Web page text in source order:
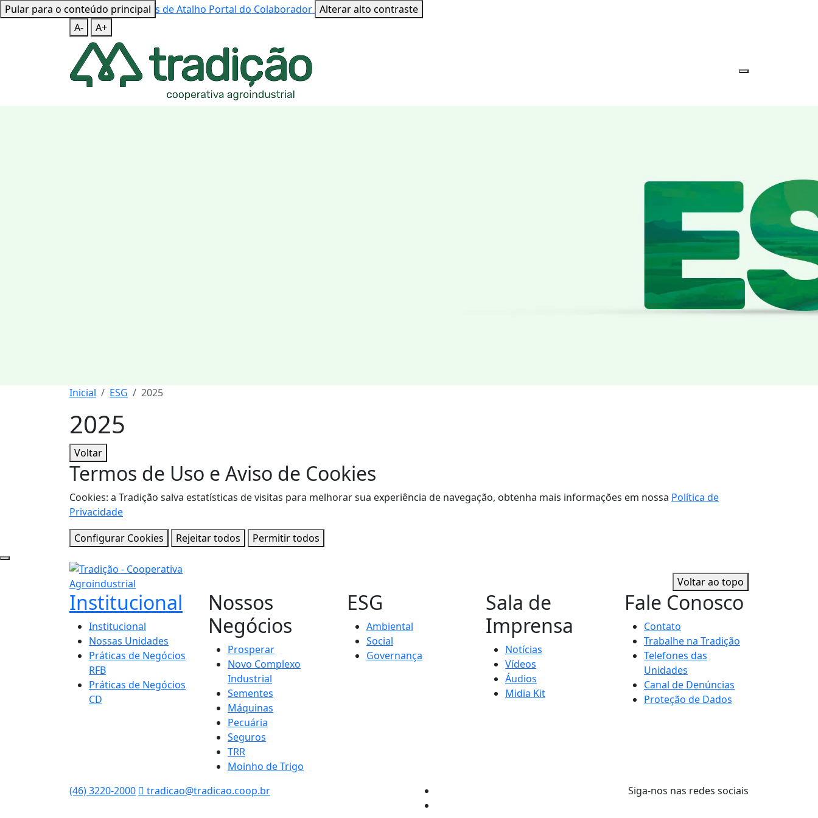
Pular para o conteúdo principal
Mapa do Site Teclas de Atalho Portal do Colaborador Alterar alto contraste
A-
A+
Inicial ESG 2025
2025
Voltar
Termos de Uso e Aviso de Cookies
Cookies: a Tradição salva estatísticas de visitas para melhorar sua experiência de navegação, obtenha mais informações em nossa Política de
Privacidade
Configurar Cookies
Rejeitar todos Permitir todos
Voltar ao topo
Institucional
Institucional
Nossas Unidades
Práticas de Negócios
RFB
Práticas de Negócios
CD
Nossos
Negócios
Prosperar
Novo Complexo
Industrial
Sementes
Máquinas
Pecuária
Seguros
TRR
Moinho de Trigo
ESG
Ambiental
Social
Governança
Sala de
Imprensa
Notícias
Vídeos
Áudios
Midia Kit
Fale Conosco
Contato
Trabalhe na Tradição
Telefones das
Unidades
Canal de Denúncias
Proteção de Dados
(46) 3220-2000 tradicao@tradicao.coop.br Siga-nos nas redes sociais